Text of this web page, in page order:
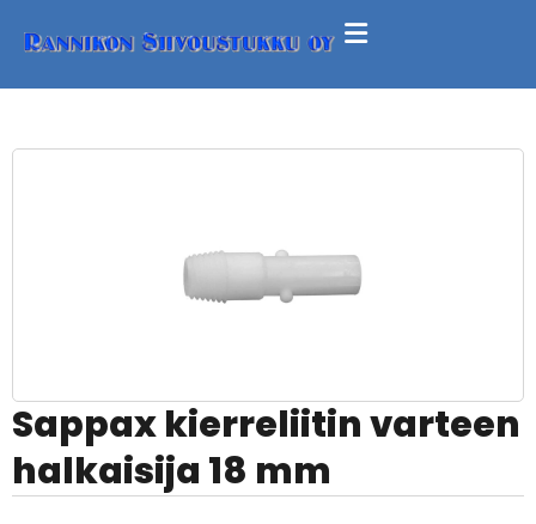
Sappax kierreliitin varteen
halkaisija 18 mm